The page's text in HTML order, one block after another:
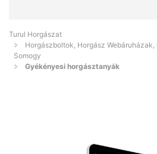
Turul Horgászat
Horgászboltok, Horgász
Somogy
Gyékényesi horgásztanyák